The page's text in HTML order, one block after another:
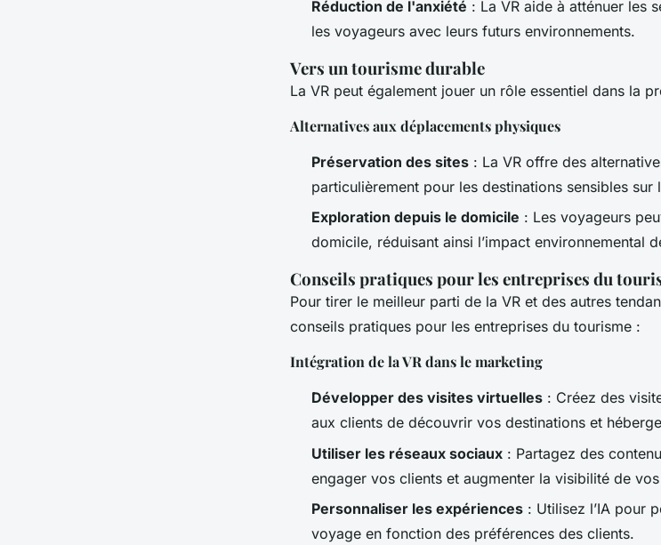
Réduction de l'anxiété : La VR aide à atténuer les
les voyageurs avec leurs futurs environnements.
Vers un tourisme durable
La VR peut également jouer un rôle essentiel dans la
Alternatives aux déplacements physiques
Préservation des sites : La VR offre des
particulièrement pour les destinations sensibles sur
Exploration depuis le domicile : Les voyageurs
domicile, réduisant ainsi l’impact environnemental
Conseils pratiques pour les entreprises du
Pour tirer le meilleur parti de la VR et des autres
conseils pratiques pour les entreprises du tourisme :
Intégration de la VR dans le marketing
Développer des visites virtuelles : Créez des
aux clients de découvrir vos destinations et
Utiliser les réseaux sociaux : Partagez des
engager vos clients et augmenter la visibilité de
Personnaliser les expériences : Utilisez l’IA pour
voyage en fonction des préférences des clients.